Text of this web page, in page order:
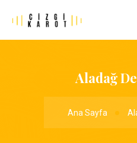
Aladağ
Ana Sayfa